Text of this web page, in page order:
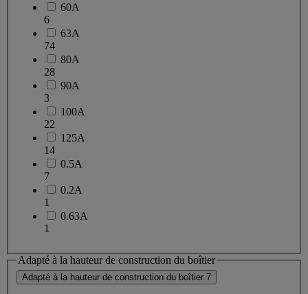
60A
6
63A
74
80A
28
90A
3
100A
22
125A
14
0.5A
7
0.2A
1
0.63A
1
Adapté à la hauteur de construction du boîtier
Adapté à la hauteur de construction du boîtier 7